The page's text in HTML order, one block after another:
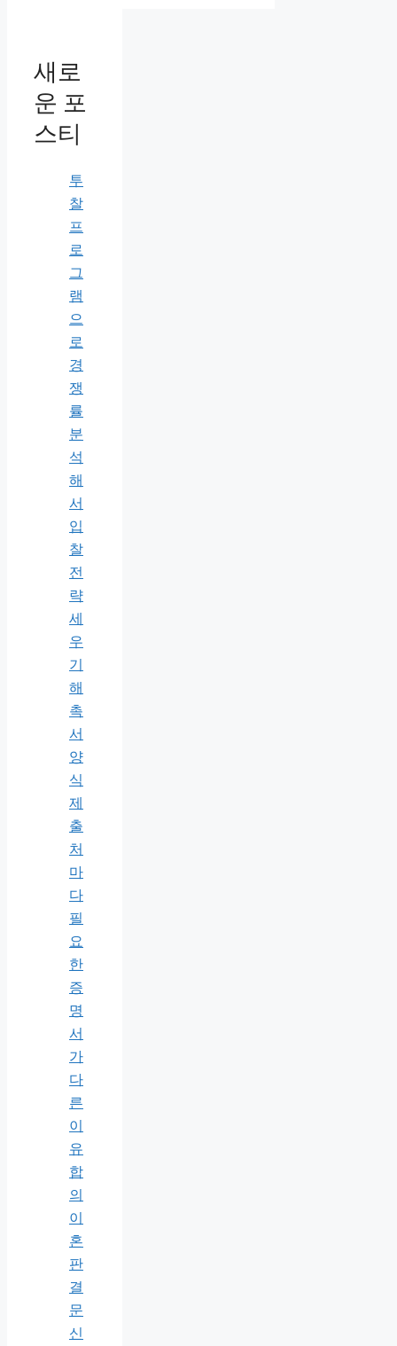
새로
운 포
스티
투
찰
프
로
그
램
으
로
경
쟁
률
분
석
해
서
입
찰
전
략
세
우
기
해
촉
서
양
식
제
출
처
마
다
필
요
한
증
명
서
가
다
른
이
유
합
의
이
혼
판
결
문
신